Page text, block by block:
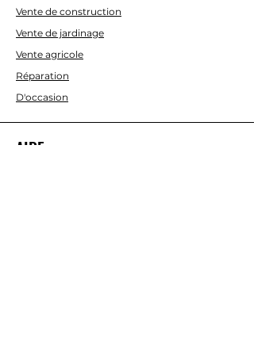
Vente de construction
Vente de jardinage
Vente agricole
Réparation
D'occasion
AIDE